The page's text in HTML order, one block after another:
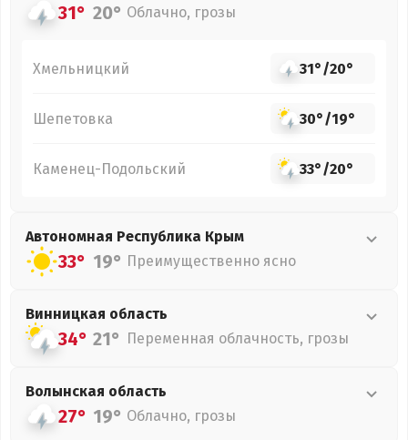
31° 20° Облачно, грозы
Хмельницкий 31°/20°
Шепетовка 30°/19°
Каменец-Подольский 33°/20°
Автономная Республика Крым
33° 19° Преимущественно ясно
Винницкая область
34° 21° Переменная облачность, грозы
Волынская область
27° 19° Облачно, грозы